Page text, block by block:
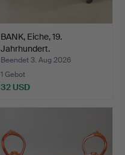
BANK, Eiche, 19.
Jahrhundert.
Beendet 3. Aug 2026
1 Gebot
32 USD